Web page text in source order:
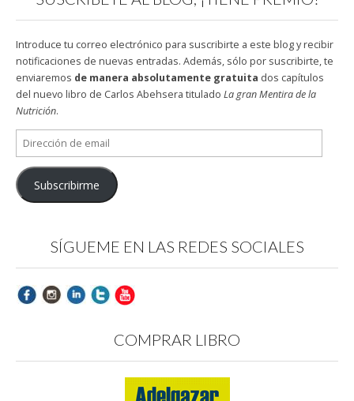
Introduce tu correo electrónico para suscribirte a este blog y recibir
notificaciones de nuevas entradas. Además, sólo por suscribirte, te
enviaremos de manera absolutamente gratuita dos capítulos
del nuevo libro de Carlos Abehsera titulado La gran Mentira de la
Nutrición.
Dirección
de
email
Subscribirme
SÍGUEME EN LAS REDES SOCIALES
COMPRAR LIBRO